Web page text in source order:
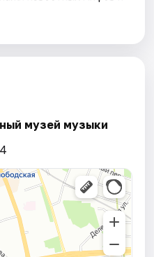
музей музыки